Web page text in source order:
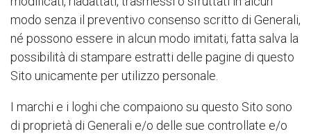
modo senza il preventivo consenso scritto di Generali,
né possono essere in alcun modo imitati, fatta salva la
possibilità di stampare estratti delle pagine di questo
Sito unicamente per utilizzo personale.
I marchi e i loghi che compaiono su questo Sito sono
di proprietà di Generali e/o delle sue controllate e/o